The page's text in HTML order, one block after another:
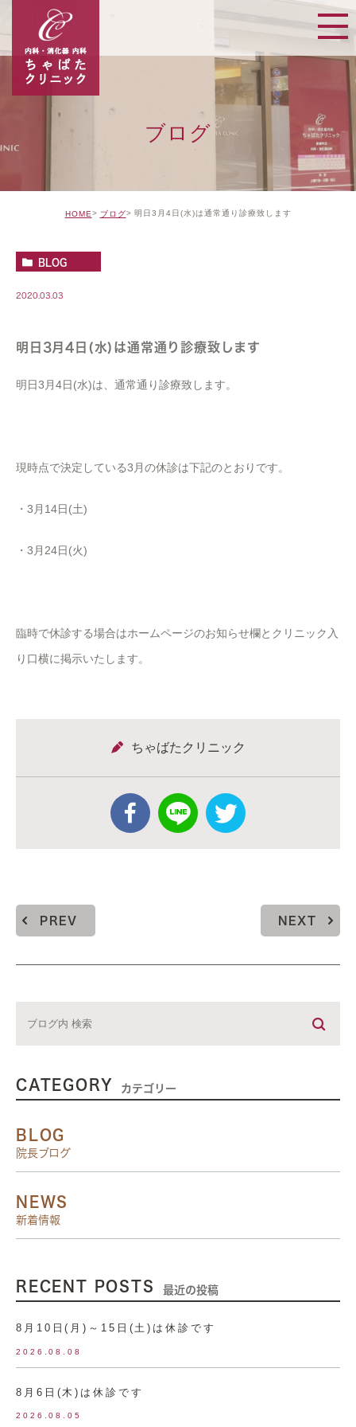
ブログ
HOME ブログ 明日3月4日(水)は通常通り診療致します
BLOG
2020.03.03
明日3月4日(水)は通常通り診療致します
明日3月4日(水)は、通常通り診療致します。
現時点で決定している3月の休診は下記のとおりです。
・3月14日(土)
・3月24日(火)
臨時で休診する場合はホームページのお知らせ欄とクリニック入
り口横に掲示いたします。
ちゃばたクリニック
PREV NEXT
CATEGORY カテゴリー
BLOG
院長ブログ
NEWS
新着情報
RECENT POSTS 最近の投稿
8月10日(月)～15日(土)は休診です
2026.08.08
8月6日(木)は休診です
2026.08.05